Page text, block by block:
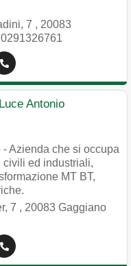
7 , 20083
0291326761
Antonio
Azienda che si occupa
civili ed industriali,
MT BT,
7 , 20083 Gaggiano